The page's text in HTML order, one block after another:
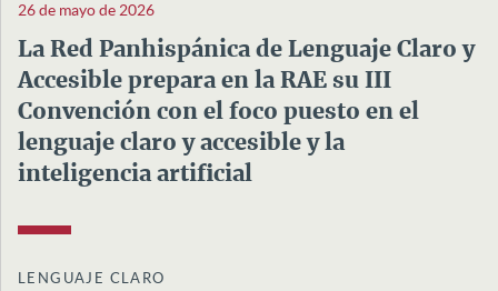
26 de mayo de 2026
La Red Panhispánica de Lenguaje Claro y
Accesible prepara en la RAE su III
Convención con el foco puesto en el
lenguaje claro y accesible y la
inteligencia artificial
LENGUAJE CLARO